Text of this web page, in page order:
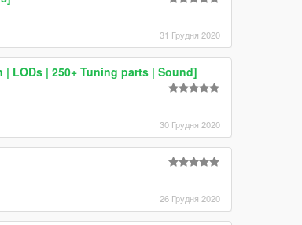
31 Грудня 2020
LODs | 250+ Tuning parts | Sound]
30 Грудня 2020
26 Грудня 2020